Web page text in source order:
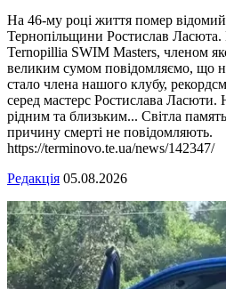
На 46-му році життя помер
Тернопільщини Ростислав Ласюта.
Ternopillia SWIM Masters, членом
великим сумом повідомляємо, що
стало члена нашого клубу,
серед мастерс Ростислава Ласюти.
рідним та близьким... Світла
причину смерті не повідомляють.
https://terminovo.te.ua/news/142347/
Редакція 05.08.2026